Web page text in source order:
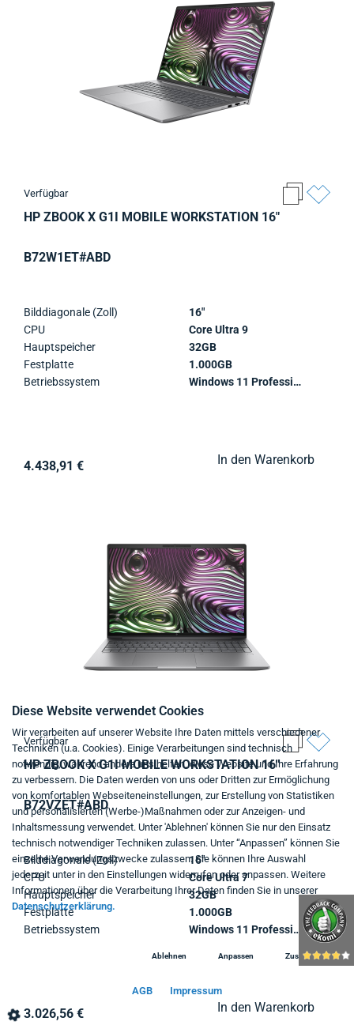
Verfügbar
HP ZBOOK X G1I MOBILE WORKSTATION 16"
B72W1ET#ABD
Bilddiagonale (Zoll)
CPU
Hauptspeicher
Festplatte
Betriebssystem
16"
Core Ultra 9
32GB
1.000GB
Windows 11 Professional
4.438,91 € In den Warenkorb
Verfügbar
HP ZBOOK X G1I MOBILE WORKSTATION 16"
B72VZET#ABD
Bilddiagonale (Zoll)
CPU
Hauptspeicher
Festplatte
Betriebssystem
16"
Core Ultra 7
32GB
1.000GB
Windows 11 Professional
3.026,56 € In den Warenkorb
Diese Website verwendet Cookies
Wir verarbeiten auf unserer Website Ihre Daten mittels verschiedener
Techniken (u.a. Cookies). Einige Verarbeitungen sind technisch
notwendig, während andere uns helfen, diese Website und Ihre Erfahrung
zu verbessern. Die Daten werden von uns oder Dritten zur Ermöglichung
von komfortablen Webseiteneinstellungen, zur Erstellung von Statistiken
und personalisierten (Werbe-)Maßnahmen oder zur Anzeigen- und
Inhaltsmessung verwendet. Unter 'Ablehnen' können Sie nur den Einsatz
technisch notwendiger Techniken zulassen. Unter “Anpassen” können Sie
einzelne Verwendungszwecke zulassen. Sie können Ihre Auswahl
jederzeit unter in den Einstellungen widerrufen oder anpassen. Weitere
Informationen über die Verarbeitung Ihrer Daten finden Sie in unserer
Datenschutzerklärung.
Ablehnen Anpassen Zustimmen
AGB Impressum